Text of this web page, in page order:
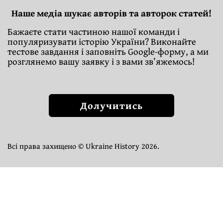
Наше медіа шукає авторів та авторок статей!
Бажаєте стати частиною нашої команди і
популяризувати історію України? Виконайте
тестове завдання і заповніть Google-форму, а ми
розглянемо вашу заявку і з вами зв’яжемось!
Долучитись
Всі права захищено © Ukraine History 2026.